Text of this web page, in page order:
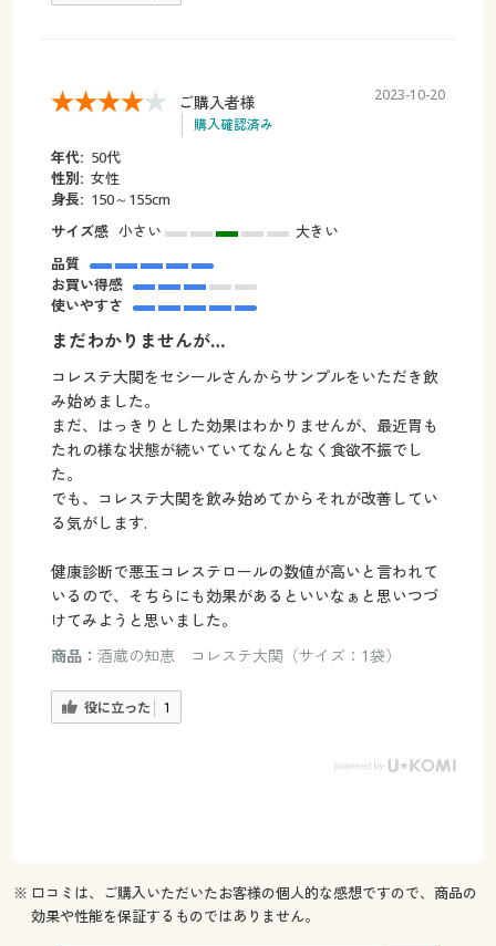
ご購入者様
購入確認済み
2023-10-20
年代: 50代
性別: 女性
身長: 150～155cm
サイズ感 小さい
大きい
品質
お買い得感
使いやすさ
まだわかりませんが…
コレステ大関をセシールさんからサンプルをいただき飲
み始めました。
まだ、はっきりとした効果はわかりませんが、最近胃も
たれの様な状態が続いていてなんとなく食欲不振でし
た。
でも、コレステ大関を飲み始めてからそれが改善してい
る気がします.
健康診断で悪玉コレステロールの数値が高いと言われて
いるので、そちらにも効果があるといいなぁと思いつづ
けてみようと思いました。
商品： 酒蔵の知恵 コレステ大関（サイズ：1袋）
役に立った 1
※ 口コミは、ご購入いただいたお客様の個人的な感想ですので、商品の
効果や性能を保証するものではありません。